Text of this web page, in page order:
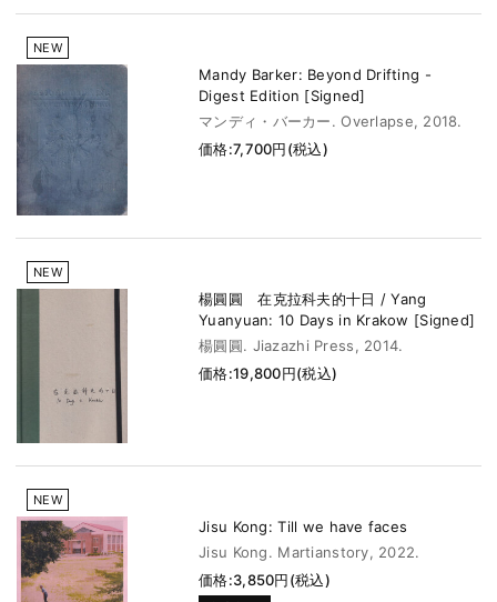
NEW
Mandy Barker: Beyond Drifting -
Digest Edition [Signed]
マンディ・バーカー. Overlapse, 2018.
価格:7,700円(税込)
NEW
楊圓圓 在克拉科夫的十日 / Yang
Yuanyuan: 10 Days in Krakow [Signed]
楊圓圓. Jiazazhi Press, 2014.
価格:19,800円(税込)
NEW
Jisu Kong: Till we have faces
Jisu Kong. Martianstory, 2022.
価格:3,850円(税込)